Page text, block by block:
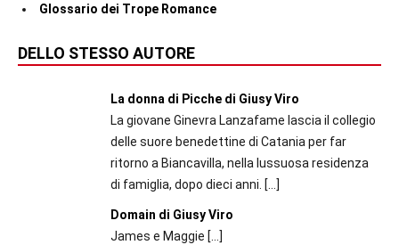
Glossario dei Trope Romance
DELLO STESSO AUTORE
La donna di Picche di Giusy Viro
La giovane Ginevra Lanzafame lascia il collegio
delle suore benedettine di Catania per far
ritorno a Biancavilla, nella lussuosa residenza
di famiglia, dopo dieci anni. […]
Domain di Giusy Viro
James e Maggie […]